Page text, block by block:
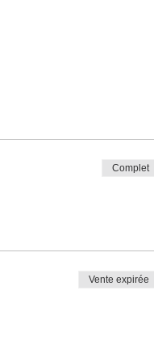
Complet
Vente expirée